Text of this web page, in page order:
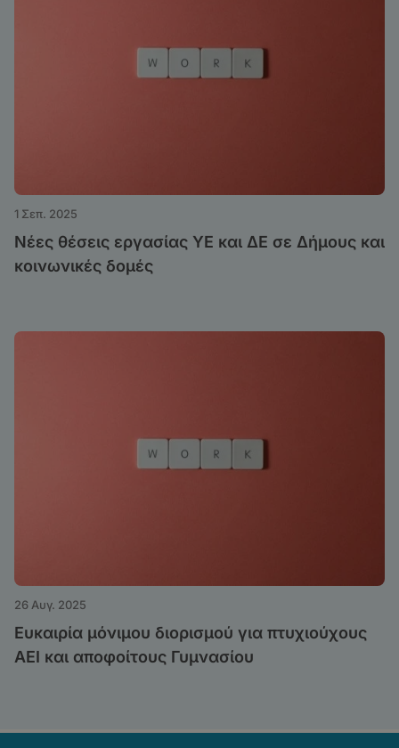
1 Σεπ. 2025
Νέες θέσεις εργασίας ΥΕ και ΔΕ σε Δήμους και
κοινωνικές δομές
26 Αυγ. 2025
Ευκαιρία μόνιμου διορισμού για πτυχιούχους
ΑΕΙ και αποφοίτους Γυμνασίου